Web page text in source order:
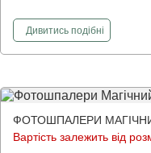
Дивитисьфотошпалери
подібні
ФОТОШПАЛЕРИ
Вартість залежить від